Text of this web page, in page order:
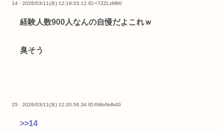
14 : 2026/03/11(水) 12:19:03.12 ID:+7ZZLzM90
経験人数900人なんの自慢だよこれｗ
臭そう
25 : 2026/03/11(水) 12:20:56.34 ID:6WoNvfk40
>>14